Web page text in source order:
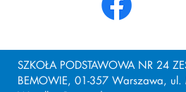
SZKOŁA PODSTAWOWA NR 24
BEMOWIE, 01-357 Warszawa, ul.